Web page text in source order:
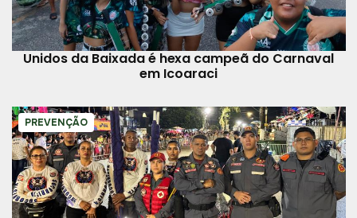
Unidos da Baixada é hexa campeã do Carnaval
em Icoaraci
PREVENÇÃO